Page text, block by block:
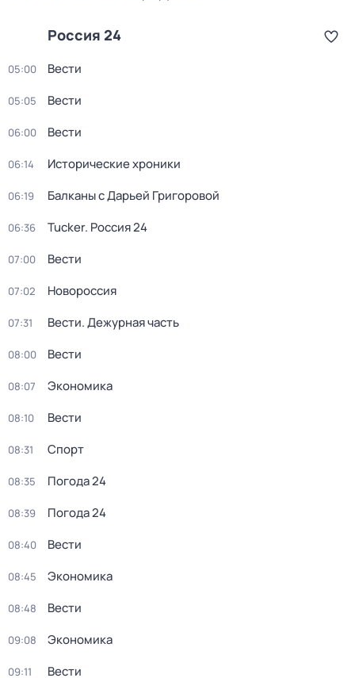
Россия 24
05:00 Вести
05:05 Вести
06:00 Вести
06:14 Исторические хроники
06:19 Балканы с Дарьей Григоровой
06:36 Tucker. Россия 24
07:00 Вести
07:02 Новороссия
07:31 Вести. Дежурная часть
08:00 Вести
08:07 Экономика
08:10 Вести
08:31 Спорт
08:35 Погода 24
08:39 Погода 24
08:40 Вести
08:45 Экономика
08:48 Вести
09:08 Экономика
09:11 Вести